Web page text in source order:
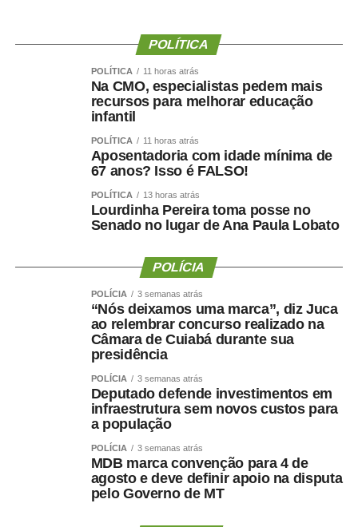
presidente da instituição.
Ao final do encontro, Juca reforçou a importância da
valorização do serviço público por meio de concursos
realizados com responsabilidade, transparência e
COMENTE ABAIXO:
WhatsApp
Facebook
Twitter
Messenger
LinkedIn
Share
POLÍTICA
POLÍTICA 11 horas atrás
Na CMO, especialistas pedem mais
recursos para melhorar educação
infantil
POLÍTICA 11 horas atrás
Aposentadoria com idade mínima de
67 anos? Isso é FALSO!
POLÍTICA 13 horas atrás
Lourdinha Pereira toma posse no
Senado no lugar de Ana Paula Lobato
POLÍCIA
POLÍCIA 3 semanas atrás
“Nós deixamos uma marca”, diz Juca
ao relembrar concurso realizado na
Câmara de Cuiabá durante sua
presidência
POLÍCIA 3 semanas atrás
Deputado defende investimentos em
infraestrutura sem novos custos para
a população
POLÍCIA 3 semanas atrás
MDB marca convenção para 4 de
agosto e deve definir apoio na disputa
pelo Governo de MT